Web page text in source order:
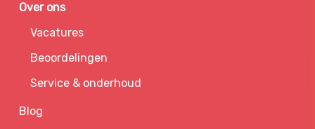
Over ons
Vacatures
Beoordelingen
Service & onderhoud
Blog